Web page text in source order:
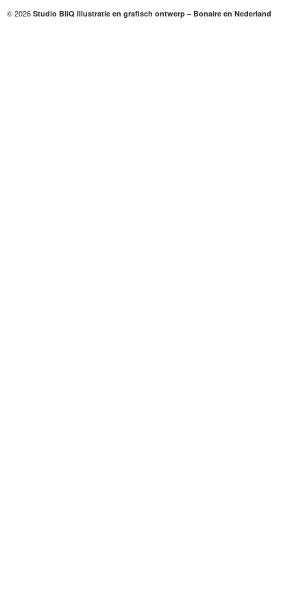
© 2026 Studio BliQ illustratie en grafisch ontwerp – Bonaire en Nederland